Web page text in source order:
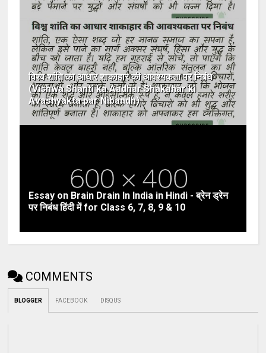
विश्व शांति का आधार शाकाहार की आवश्यकता पर निबंध
(Vishwa Shanti ka Aadhar Shakahar ki
Avashyakta par Nibandh)
Essay on Brain Drain In India in Hindi - ब्रेन ड्रेन
पर निबंध हिंदी में for Class 6, 7, 8, 9 & 10
COMMENTS
BLOGGER FACEBOOK DISQUS